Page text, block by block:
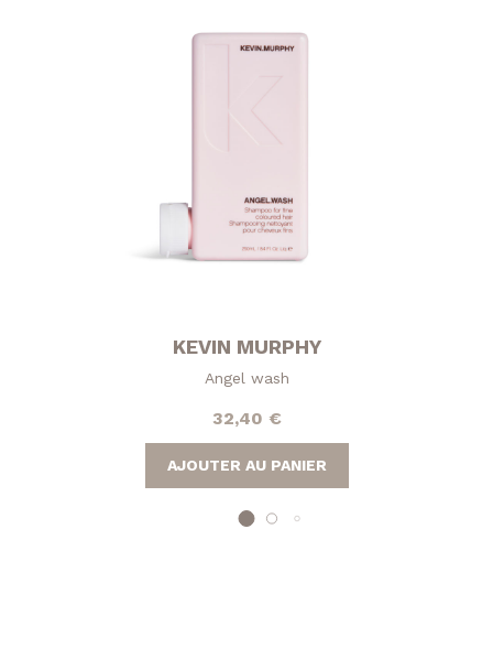
KEVIN MURPHY
Angel wash
32,40 €
AJOUTER AU PANIER